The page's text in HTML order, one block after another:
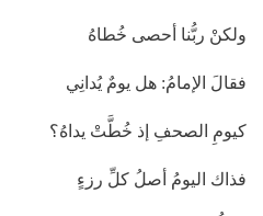
ولكنْ ربُّنا أحصى خُطاهُ
فقالَ الإمامُ: هل يومٌ يُدانِي
كيومِ الصحفِ إذ خُطَّتْ يداهُ؟
فذاك اليومُ أصلُ كلِّ رزءٍ